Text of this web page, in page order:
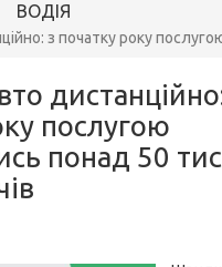
ВОДІЯ
з початку року
послугою
понад 50